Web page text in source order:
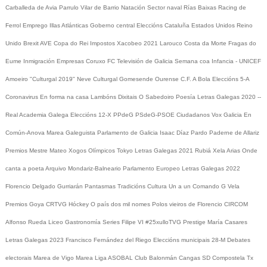
Carballeda de Avia Parrulo Vilar de Barrio Natación Sector naval Rías Baixas Racing de
Ferrol Emprego Illas Atlánticas Goberno central Eleccións Cataluña Estados Unidos Reino
Unido BrexitAVE Copa do Rei Impostos Xacobeo 2021 Larouco Costa da Morte Fragas do
Eume Inmigración Empresas Coruxo FC Televisión de Galicia Semana coa Infancia - UNICEF
Amoeiro "Culturgal 2019" Neve Culturgal Gomesende Ourense C.F. A Bola Eleccións 5-A
Coronavirus En forma na casa Lambóns Dixitais O Sabedoiro Poesía Letras Galegas 2020 --
Real Academia Galega Eleccións 12-X PPdeG PSdeG-PSOE Ciudadanos Vox Galicia En
Común-Anova Marea Galeguista Parlamento de Galicia Isaac Díaz Pardo Paderne de Allariz
Premios Mestre Mateo Xogos Olímpicos Tokyo Letras Galegas 2021 Rubiá Xela Arias Onde
canta a poeta Arquivo Mondariz-Balneario Parlamento Europeo Letras Galegas 2022
Florencio Delgado Gurriarán Pantasmas Tradicións Cultura Un a un Comando G Vela
Premios Goya CRTVG Hóckey O país dos mil nomes Polos vieiros de Florencio CIRCOM
Alfonso Rueda Liceo Gastronomía Series Filipe VI #25xulloTVG Prestige María Casares
Letras Galegas 2023 Francisco Fernández del Riego Eleccións municipais 28-M Debates
electorais Marea de Vigo Marea Liga ASOBAL Club Balonmán Cangas SD Compostela Tx